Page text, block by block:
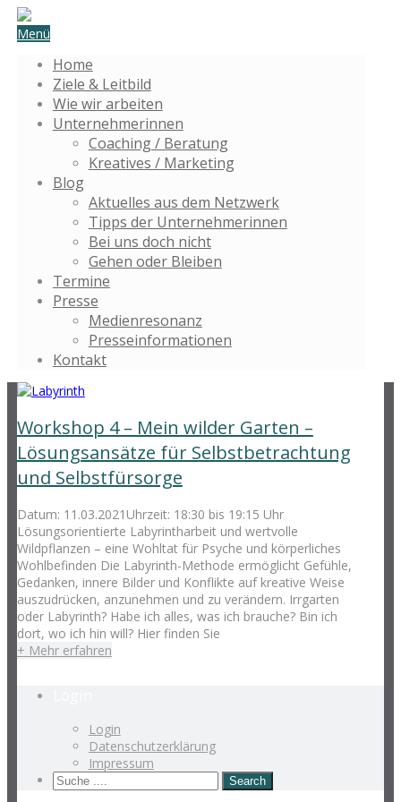
Menü
Home
Ziele & Leitbild
Wie wir arbeiten
Unternehmerinnen
Coaching / Beratung
Kreatives / Marketing
Blog
Aktuelles aus dem Netzwerk
Tipps der Unternehmerinnen
Bei uns doch nicht
Gehen oder Bleiben
Termine
Presse
Medienresonanz
Presseinformationen
Kontakt
Workshop 4 – Mein wilder Garten –
Lösungsansätze für Selbstbetrachtung
und Selbstfürsorge
Datum: 11.03.2021Uhrzeit: 18:30 bis 19:15 Uhr
Lösungsorientierte Labyrintharbeit und wertvolle
Wildpflanzen – eine Wohltat für Psyche und körperliches
Wohlbefinden Die Labyrinth-Methode ermöglicht Gefühle,
Gedanken, innere Bilder und Konflikte auf kreative Weise
auszudrücken, anzunehmen und zu verändern. Irrgarten
oder Labyrinth? Habe ich alles, was ich brauche? Bin ich
dort, wo ich hin will? Hier finden Sie
+ Mehr erfahren
Login
Datenschutzerklärung
Impressum